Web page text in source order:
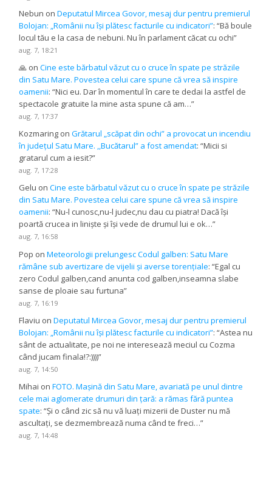
Nebun onDeputatul Mircea Govor, mesaj dur pentru premierul
Bolojan: „Românii nu își plătesc facturile cu indicatori”: “Bă boule
locul tău e la casa de nebuni. Nu în parlament căcat cu ochi”
aug. 7, 18:21
🙏 onCine este bărbatul văzut cu o cruce în spate pe străzile
din Satu Mare. Povestea celui care spune că vrea să inspire
oamenii: “Nici eu. Dar în momentul în care te dedai la astfel de
spectacole gratuite la mine asta spune că am…”
aug. 7, 17:37
Kozmaring onGrătarul „scăpat din ochi” a provocat un incendiu
în județul Satu Mare. ,,Bucătarul” a fost amendat: “Micii si
gratarul cum a iesit?”
aug. 7, 17:28
Gelu onCine este bărbatul văzut cu o cruce în spate pe străzile
din Satu Mare. Povestea celui care spune că vrea să inspire
oamenii: “Nu-l cunosc,nu-l judec,nu dau cu piatra! Dacă își
poartă crucea in liniște și își vede de drumul lui e ok…”
aug. 7, 16:58
Pop onMeteorologii prelungesc Codul galben: Satu Mare
rămâne sub avertizare de vijelii și averse torențiale: “Egal cu
zero Codul galben,cand anunta cod galben,inseamna slabe
sanse de ploaie sau furtuna”
aug. 7, 16:19
Flaviu onDeputatul Mircea Govor, mesaj dur pentru premierul
Bolojan: „Românii nu își plătesc facturile cu indicatori”: “Astea nu
sânt de actualitate, pe noi ne interesează meciul cu Cozma
când jucam finala!?:))))”
aug. 7, 14:50
Mihai onFOTO. Mașină din Satu Mare, avariată pe unul dintre
cele mai aglomerate drumuri din țară: a rămas fără puntea
spate: “Și o când zic să nu vă luați mizerii de Duster nu mă
ascultați, se dezmembrează numa când te freci…”
aug. 7, 14:48